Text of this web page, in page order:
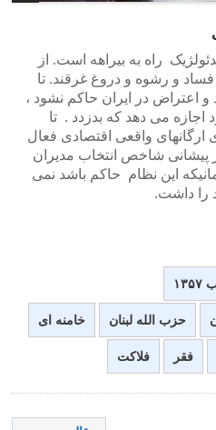
راه به بیراهه است. از
فساد و رشوه و دروغ غرقند. تا
و اعتراض در ایران حاکم نشود ،
اجازه می دهد که بدزدد . تا
ارگانهای واقعی اقتصادی فعال
پیشانی شاخص انتخاب مدیران
این نظام حاکم باشد نمی
را داشت.
حزب الله لبنان خامنه ای
فقر فلاکت